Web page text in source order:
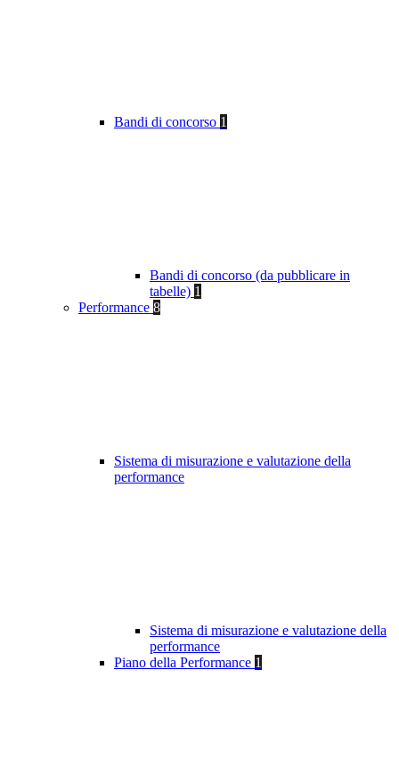
Bandi di concorso 1
Bandi di concorso (da pubblicare in
tabelle) 1
Performance 8
Sistema di misurazione e valutazione della
performance
Sistema di misurazione e valutazione della
performance
Piano della Performance 1